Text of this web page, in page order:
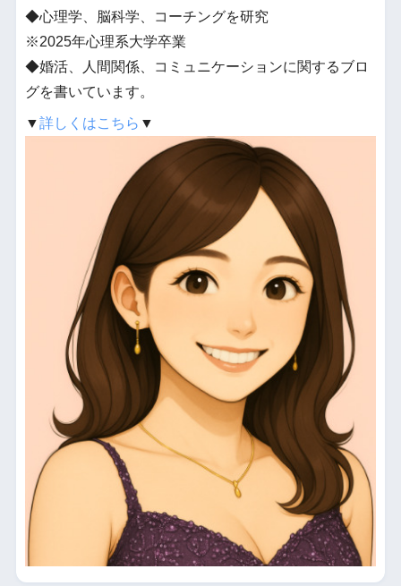
◆心理学、脳科学、コーチングを研究
※2025年心理系大学卒業
◆婚活、人間関係、コミュニケーションに関するブロ
グを書いています。
▼詳しくはこちら ▼